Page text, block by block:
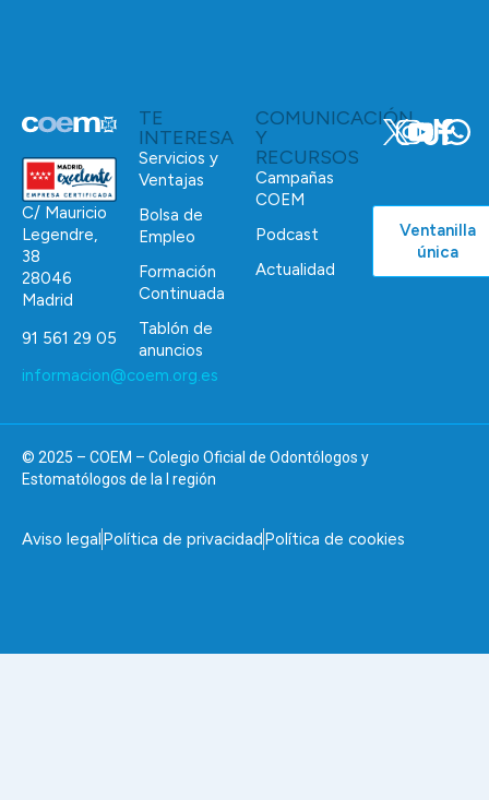
C/ Mauricio
Legendre,
38
28046
Madrid
91 561 29 05
informacion@coem.org.es
TE
INTERESA
Servicios y
Ventajas
Bolsa de
Empleo
Formación
Continuada
Tablón de
anuncios
COMUNICACIÓN
Y
RECURSOS
Campañas
COEM
Podcast
Actualidad
Ventanilla
única
© 2025 – COEM – Colegio Oficial de Odontólogos y
Estomatólogos de la I región
Aviso legalPolítica de privacidadPolítica de cookies